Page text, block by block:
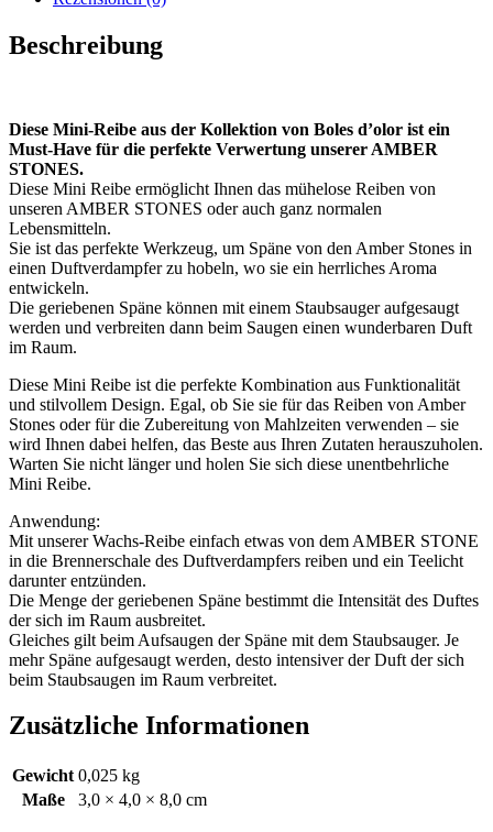
Beschreibung
Diese Mini-Reibe aus der Kollektion von Boles d’olor ist ein
Must-Have für die perfekte Verwertung unserer AMBER
STONES.
Diese Mini Reibe ermöglicht Ihnen das mühelose Reiben von
unseren AMBER STONES oder auch ganz normalen
Lebensmitteln.
Sie ist das perfekte Werkzeug, um Späne von den Amber Stones in
einen Duftverdampfer zu hobeln, wo sie ein herrliches Aroma
entwickeln.
Die geriebenen Späne können mit einem Staubsauger aufgesaugt
werden und verbreiten dann beim Saugen einen wunderbaren Duft
im Raum.
Diese Mini Reibe ist die perfekte Kombination aus Funktionalität
und stilvollem Design. Egal, ob Sie sie für das Reiben von Amber
Stones oder für die Zubereitung von Mahlzeiten verwenden – sie
wird Ihnen dabei helfen, das Beste aus Ihren Zutaten herauszuholen.
Warten Sie nicht länger und holen Sie sich diese unentbehrliche
Mini Reibe.
Anwendung:
Mit unserer Wachs-Reibe einfach etwas von dem AMBER STONE
in die Brennerschale des Duftverdampfers reiben und ein Teelicht
darunter entzünden.
Die Menge der geriebenen Späne bestimmt die Intensität des Duftes
der sich im Raum ausbreitet.
Gleiches gilt beim Aufsaugen der Späne mit dem Staubsauger. Je
mehr Späne aufgesaugt werden, desto intensiver der Duft der sich
beim Staubsaugen im Raum verbreitet.
Zusätzliche Informationen
Gewicht 0,025 kg
Maße
3,0 × 4,0 × 8,0 cm